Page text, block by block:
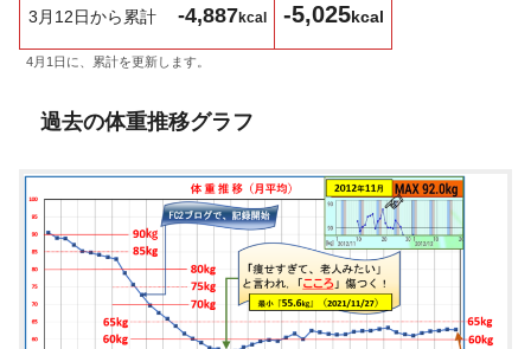
3月12日から累計 -4,887kcal -5,025kcal
4月1日に、累計を更新します。
過去の体重推移グラフ